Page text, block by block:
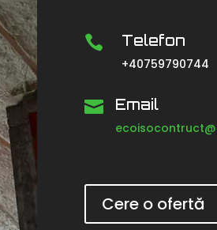
 Telefon
+40759790744
 Email
Cere o ofertă